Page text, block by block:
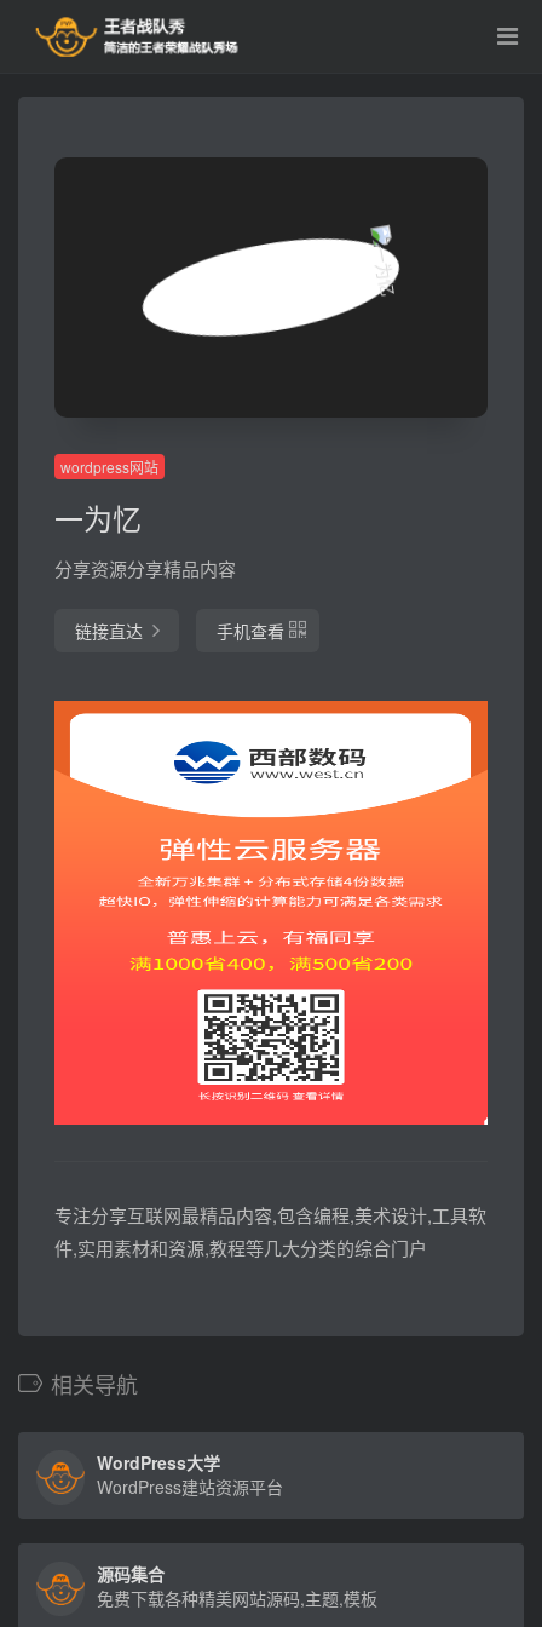
wordpress网站
一为忆
分享资源分享精品内容
链接直达 手机查看
专注分享互联网最精品内容,包含编程,美术设计,工具软
件,实用素材和资源,教程等几大分类的综合门户
相关导航
WordPress大学
WordPress建站资源平台
源码集合
免费下载各种精美网站源码,主题,模板